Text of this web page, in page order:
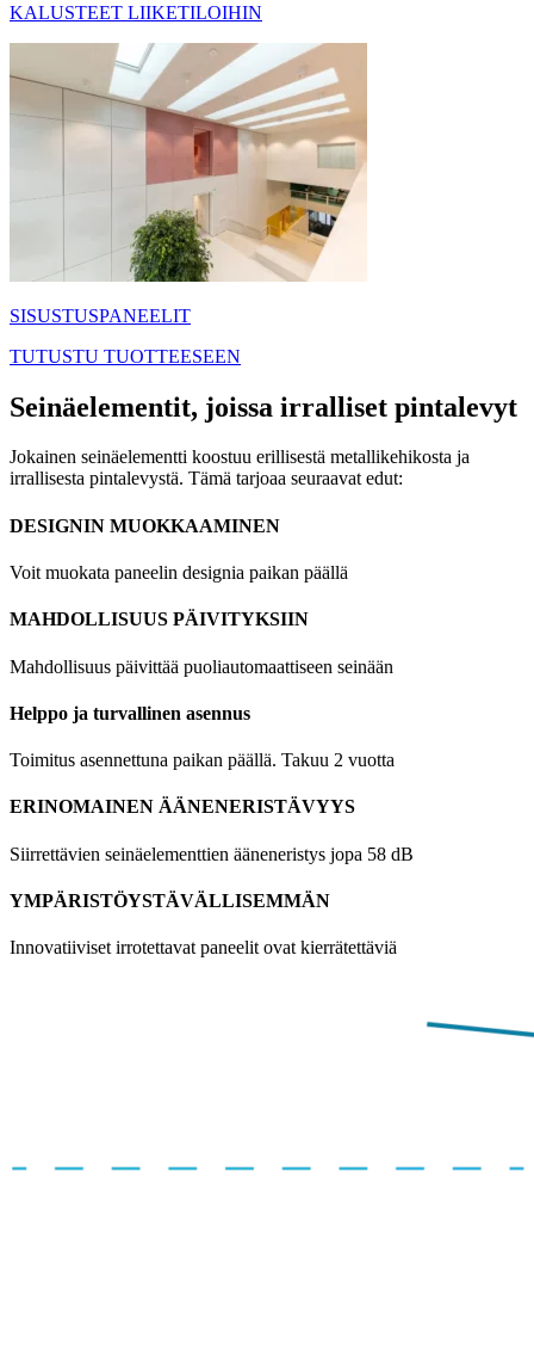
KALUSTEET LIIKETILOIHIN
SISUSTUSPANEELIT
TUTUSTU TUOTTEESEEN
Seinäelementit, joissa irralliset pintalevyt
Jokainen seinäelementti koostuu erillisestä metallikehikosta ja
irrallisesta pintalevystä. Tämä tarjoaa seuraavat edut:
DESIGNIN MUOKKAAMINEN
Voit muokata paneelin designia paikan päällä
MAHDOLLISUUS PÄIVITYKSIIN
Mahdollisuus päivittää puoliautomaattiseen seinään
Helppo ja turvallinen asennus
Toimitus asennettuna paikan päällä. Takuu 2 vuotta
ERINOMAINEN ÄÄNENERISTÄVYYS
Siirrettävien seinäelementtien ääneneristys jopa 58 dB
YMPÄRISTÖYSTÄVÄLLISEMMÄN
Innovatiiviset irrotettavat paneelit ovat kierrätettäviä